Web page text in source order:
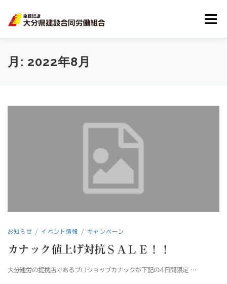
メニュー
HOME 大分建労とは
月: 2022年8月
お知らせ / イベント情報 / キャンペーン
カナック値上げ対抗ＳＡＬＥ！！
大分建労の提携店であるプロショップカナックが下記の4日間限定 …